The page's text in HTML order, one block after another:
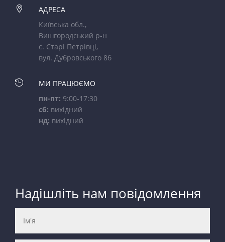

АДРЕСА
Київська обл.,
Вишгородський р-н
с. Старі Петрівці,
вул. Дубровського 8б

МИ ПРАЦЮЄМО
пн-пт: 9:00-17:30
сб: вихідний
нд: вихідний
Надішліть нам повідомлення